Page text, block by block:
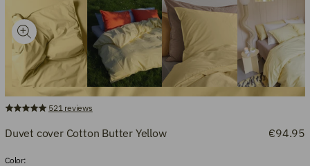
521 reviews
Duvet cover Cotton Butter Yellow €94.95
Color: